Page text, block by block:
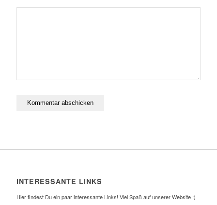
INTERESSANTE LINKS
Hier findest Du ein paar interessante Links! Viel Spaß auf unserer Website :)